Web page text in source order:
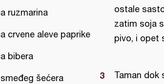
ruzmarina
crvene aleve paprike
bibera
šećera
ostale
zatim soja
pivo, i opet
Taman dok